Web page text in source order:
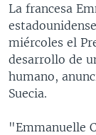
DEPORTIVO
NOTA
Idiomas
La francesa
miércoles el
desarrollo de
humano,
Suecia.
"Emmanuelle